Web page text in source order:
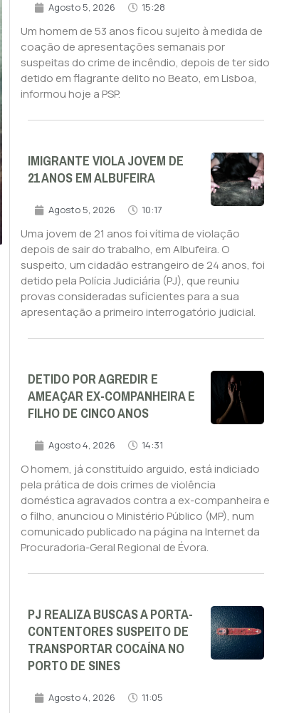
Agosto 5, 2026 15:28
Um homem de 53 anos ficou sujeito à medida de
coação de apresentações semanais por
suspeitas do crime de incêndio, depois de ter sido
detido em flagrante delito no Beato, em Lisboa,
informou hoje a PSP.
IMIGRANTE VIOLA JOVEM DE
21 ANOS EM ALBUFEIRA
Agosto 5, 2026 10:17
Uma jovem de 21 anos foi vítima de violação
depois de sair do trabalho, em Albufeira. O
suspeito, um cidadão estrangeiro de 24 anos, foi
detido pela Polícia Judiciária (PJ), que reuniu
provas consideradas suficientes para a sua
apresentação a primeiro interrogatório judicial.
DETIDO POR AGREDIR E
AMEAÇAR EX-COMPANHEIRA E
FILHO DE CINCO ANOS
Agosto 4, 2026 14:31
O homem, já constituído arguido, está indiciado
pela prática de dois crimes de violência
doméstica agravados contra a ex-companheira e
o filho, anunciou o Ministério Público (MP), num
comunicado publicado na página na Internet da
Procuradoria-Geral Regional de Évora.
PJ REALIZA BUSCAS A PORTA-
CONTENTORES SUSPEITO DE
TRANSPORTAR COCAÍNA NO
PORTO DE SINES
Agosto 4, 2026 11:05